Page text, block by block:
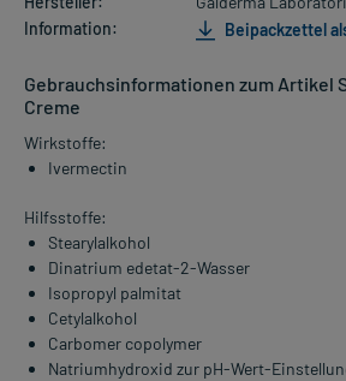
Information:
Beipackzettel
Gebrauchsinformationen zum Artikel
Creme
Wirkstoffe:
Ivermectin
Hilfsstoffe:
Stearylalkohol
Dinatrium edetat-2-Wasser
Isopropyl palmitat
Cetylalkohol
Carbomer copolymer
Natriumhydroxid zur pH-Wert-